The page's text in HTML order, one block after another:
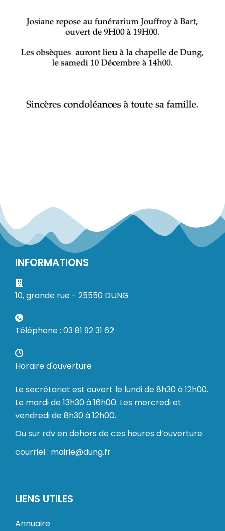
INFORMATIONS
10, grande rue - 25550 DUNG
Téléphone : 03 81 92 31 62
Horaire d'ouverture
Le secrétariat est ouvert le lundi de 8h30 à 12h00.
Le mardi de 13h30 à 16h00. Les mercredi et
vendredi de 8h30 à 12h00.
Ou sur rdv en dehors de ces heures d’ouverture.
courriel : mairie@dung.fr
LIENS UTILES
Annuaire